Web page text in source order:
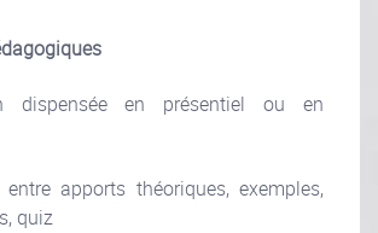
dispensée en présentiel ou en
apports théoriques, exemples,
quiz